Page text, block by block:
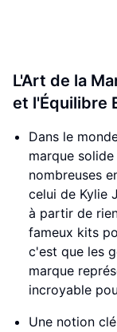
L'Art de la
et l'Équilibre
Dans le
marque
nombreuses
celui de Kylie
à partir de
fameux kits
c'est que les
marque
incroyable
Une notion